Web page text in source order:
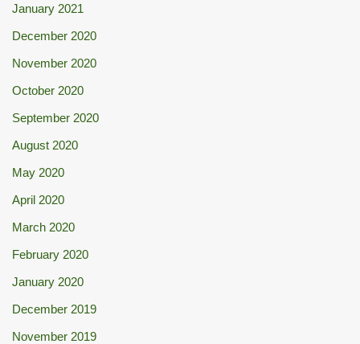
January 2021
December 2020
November 2020
October 2020
September 2020
August 2020
May 2020
April 2020
March 2020
February 2020
January 2020
December 2019
November 2019